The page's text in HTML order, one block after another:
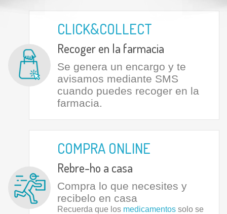
CLICK&COLLECT
Recoger en la farmacia
Se genera un encargo y te
avisamos mediante SMS
cuando puedes recoger en la
farmacia.
COMPRA ONLINE
Rebre-ho a casa
Compra lo que necesites y
recibelo en casa
Recuerda que los medicamentos solo se